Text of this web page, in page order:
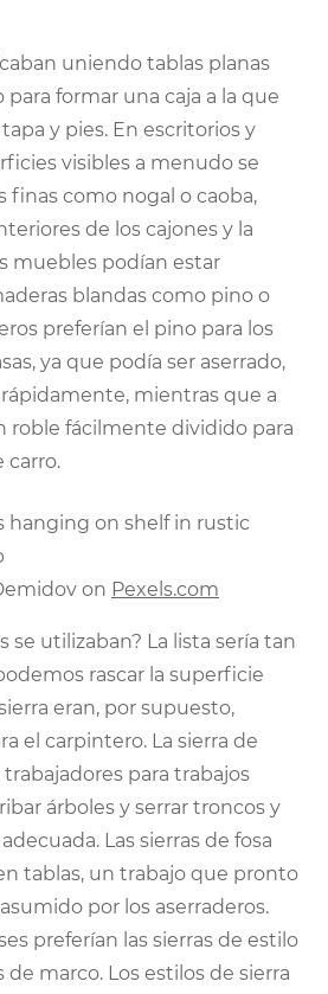
uniendo tablas planas
formar una caja a la que
y pies. En escritorios y
visibles a menudo se
finas como nogal o caoba,
de los cajones y la
muebles podían estar
blandas como pino o
preferían el pino para los
ya que podía ser aserrado,
mientras que a
roble fácilmente dividido para
carro.
on Pexels.com
se utilizaban? La lista sería tan
rascar la superficie
eran, por supuesto,
el carpintero. La sierra de
para trabajos
árboles y serrar troncos y
Las sierras de fosa
tablas, un trabajo que pronto
por los aserraderos.
preferían las sierras de estilo
de marco. Los estilos de sierra